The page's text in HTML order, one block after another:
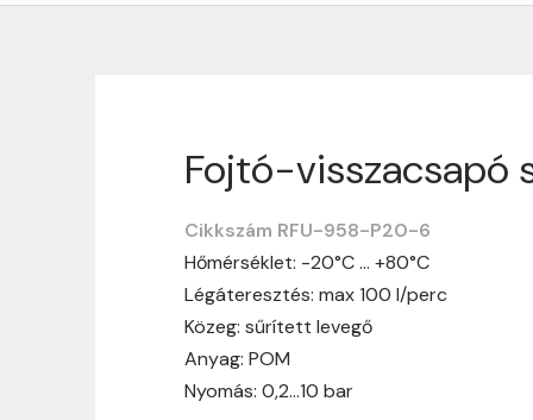
Fojtó-visszacsapó
Cikkszám RFU-958-P20-6
Hőmérséklet: -20°C … +80°C
Légáteresztés: max 100 l/perc
Közeg: sűrített levegő
Anyag: POM
Nyomás: 0,2…10 bar
Szállítási
Nagyon köszönjük, hogy
vásárlásotok gördülékenyen és
Szállítási idő:
Általában a
Szállítási díj: